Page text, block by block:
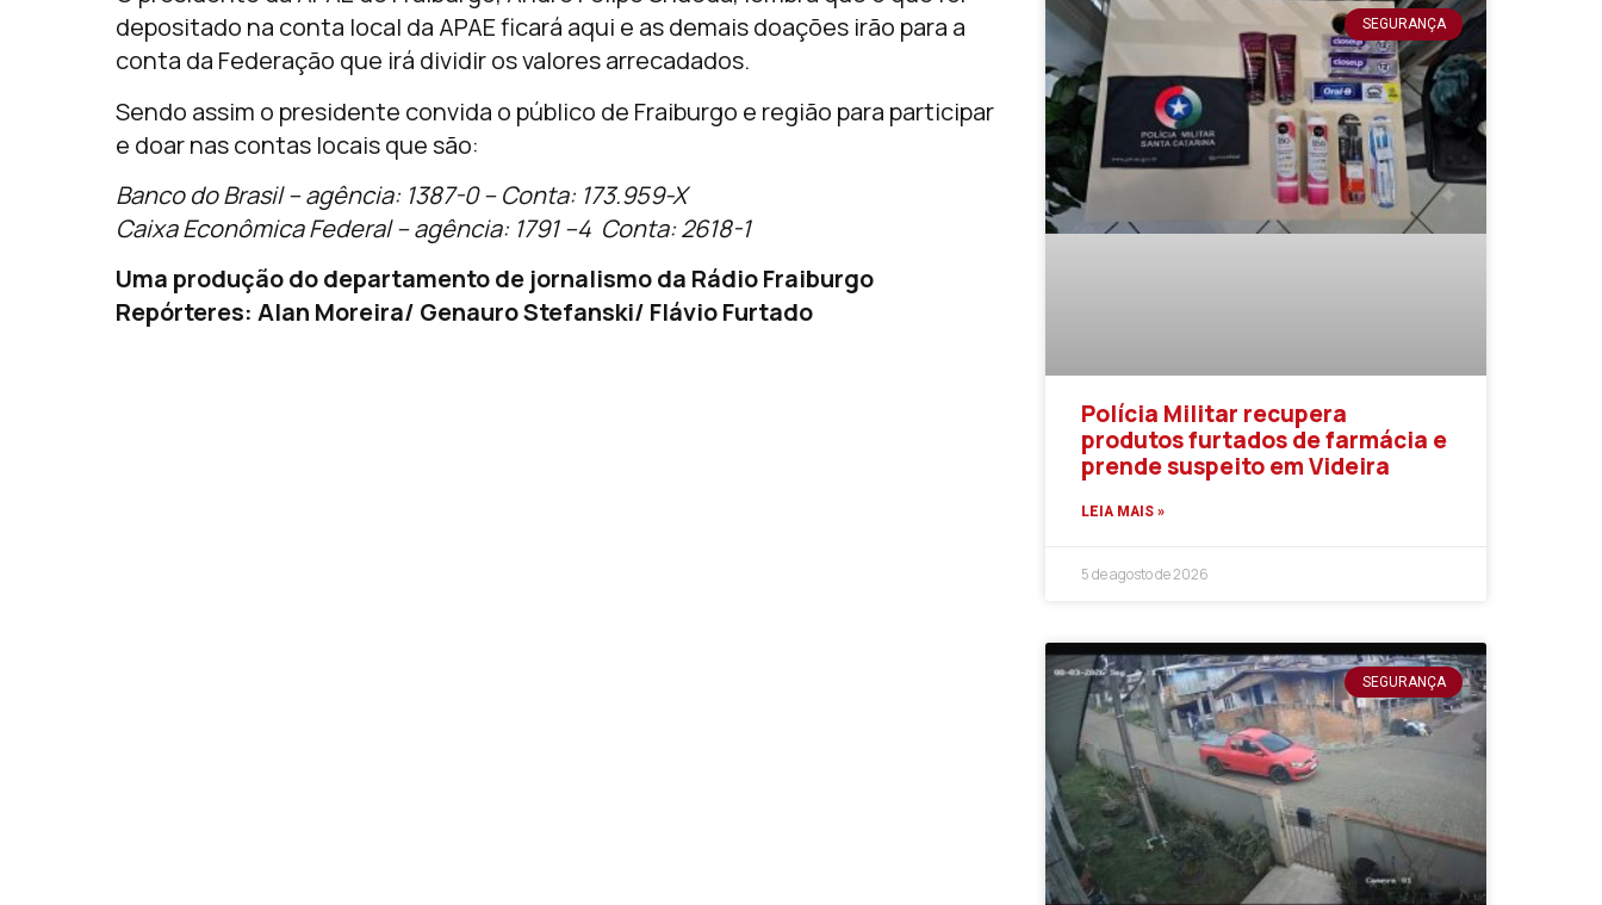
depositado na conta local da APAE ficará aqui e as demais doações irão para a
conta da Federação que irá dividir os valores arrecadados.
Sendo assim o presidente convida o público de Fraiburgo e região para participar
e doar nas contas locais que são:
Banco do Brasil – agência: 1387-0 – Conta: 173.959-X
Caixa Econômica Federal – agência: 1791 –4 Conta: 2618-1
Uma produção do departamento de jornalismo da Rádio Fraiburgo
Repórteres: Alan Moreira/ Genauro Stefanski/ Flávio Furtado
SEGURANÇA
Polícia Militar recupera
produtos furtados de farmácia e
prende suspeito em Videira
LEIA MAIS »
5 de agosto de 2026
SEGURANÇA